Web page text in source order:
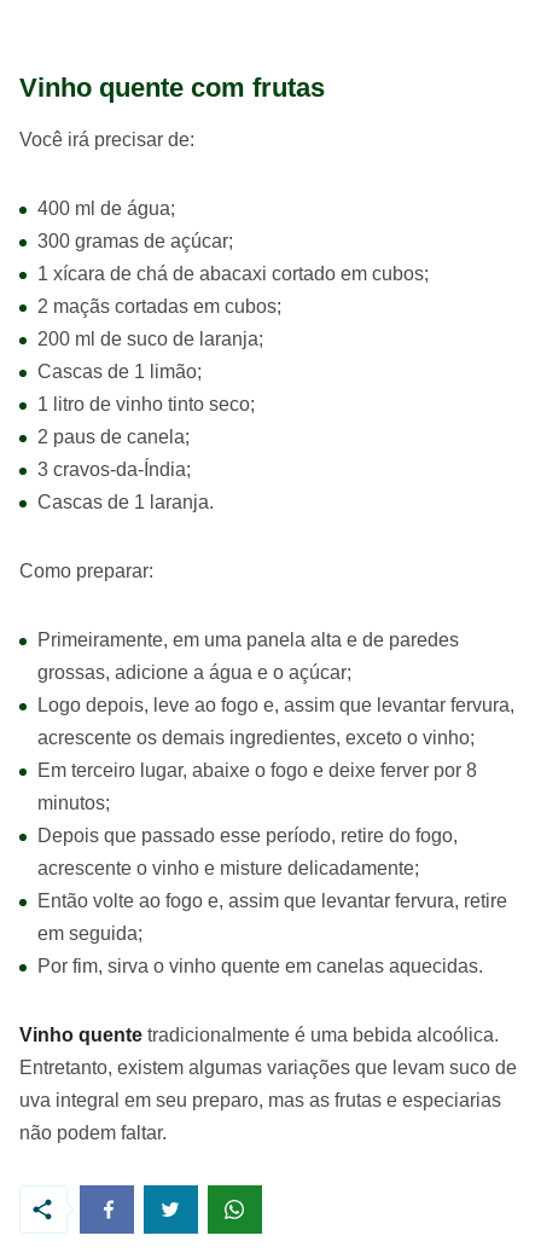
Vinho quente com frutas
Você irá precisar de:
400 ml de água;
300 gramas de açúcar;
1 xícara de chá de abacaxi cortado em cubos;
2 maçãs cortadas em cubos;
200 ml de suco de laranja;
Cascas de 1 limão;
1 litro de vinho tinto seco;
2 paus de canela;
3 cravos-da-Índia;
Cascas de 1 laranja.
Como preparar:
Primeiramente, em uma panela alta e de paredes
grossas, adicione a água e o açúcar;
Logo depois, leve ao fogo e, assim que levantar fervura,
acrescente os demais ingredientes, exceto o vinho;
Em terceiro lugar, abaixe o fogo e deixe ferver por 8
minutos;
Depois que passado esse período, retire do fogo,
acrescente o vinho e misture delicadamente;
Então volte ao fogo e, assim que levantar fervura, retire
em seguida;
Por fim, sirva o vinho quente em canelas aquecidas.
Vinho quente tradicionalmente é uma bebida alcoólica.
Entretanto, existem algumas variações que levam suco de
uva integral em seu preparo, mas as frutas e especiarias
não podem faltar.